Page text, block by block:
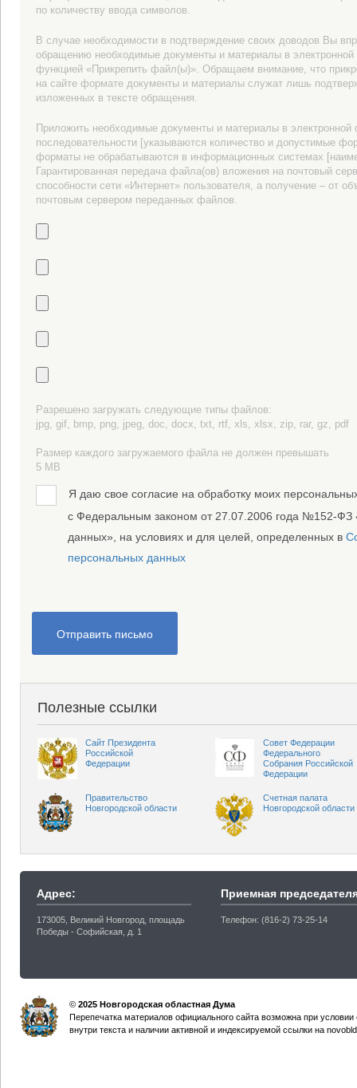
по количеству ввода символов.
В случае необходимости в подтверждение своих доводов Вы
обращению необходимые документы и материалы в
функцией «Прикрепить файл(ы)». Обращаем внимание, что
на сайте формате документы и материалы служат лишь
изложенных в тексте обращения.
Приложить необходимые документы и материалы в
последовательности [указываются количество и допустимые
форматы не обрабатываются в информационных системах
Гарантированная передача файла(ов) вложения на почтовый
способности сети «Интернет» пользователя, а получение – от
почтовым сервером переданных файлов.
Разрешено загружать следующие типы файлов:
jpg, gif, bmp, png, jpeg, doc, docx, txt, rtf, xls, xlsx, zip, rar, gz, pdf
Размер каждого загружаемого файла не должен превышать
5 MB
Я даю свое согласие на обработку моих
с Федеральным законом от 27.07.2006 года №152-ФЗ
данных», на условиях и для целей, определенных в
персональных данных
Отправить письмо
Полезные ссылки
Сайт Президента
Российской
Федерации
Совет Федерации
Федерального
Собрания Российской
Федерации
Правительство
Новгородской области
Счетная палата
Новгородской области
Адрес:
173005, Великий Новгород, площадь
Победы - Софийская, д. 1
Приемная
Телефон: (816-2) 73-25-14
© 2025 Новгородская областная Дума
Перепечатка материалов официального сайта возможна при
внутри текста и наличии активной и индексируемой ссылки на